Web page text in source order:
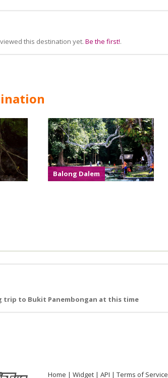
this destination yet. Be the first!.
Balong Dalem
trip to Bukit Panembongan at this time
Home Widget API Terms of Service